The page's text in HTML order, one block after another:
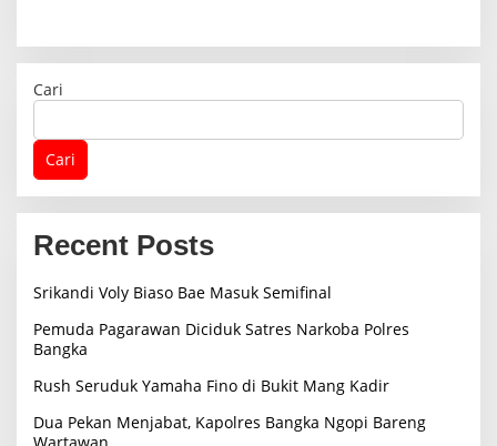
Cari
Cari
Recent Posts
Srikandi Voly Biaso Bae Masuk Semifinal
Pemuda Pagarawan Diciduk Satres Narkoba Polres
Bangka
Rush Seruduk Yamaha Fino di Bukit Mang Kadir
Dua Pekan Menjabat, Kapolres Bangka Ngopi Bareng